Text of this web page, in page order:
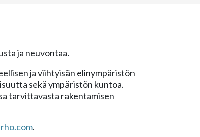
ja neuvontaa.
ja viihtyisän elinympäristön
sekä ympäristön kuntoa.
tarvittavasta rakentamisen
.